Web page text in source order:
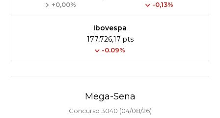
+0,00% -0,13%
Ibovespa
177,726,17 pts
-0.09%
Mega-Sena
Concurso 3040 (04/08/26)